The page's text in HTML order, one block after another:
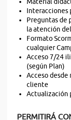
Material
Interacciones
Preguntas de
la atención
Formato
cualquier
Acceso 7/24
(según Plan)
Acceso desde
cliente
Actualización
PERMITIRÁ